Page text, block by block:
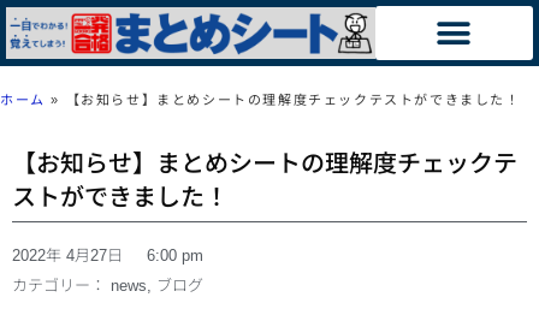
ホーム » 【お知らせ】まとめシートの理解度チェックテストができました！
【お知らせ】まとめシートの理解度チェックテ
ストができました！
2022年 4月27日
6:00 pm
カテゴリー：
news, ブログ